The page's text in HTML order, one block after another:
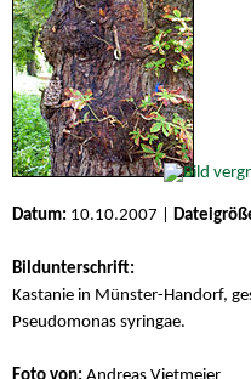
Datum: 10.10.2007 |
Bildunterschrift:
Kastanie in Münster-Handorf,
Pseudomonas syringae.